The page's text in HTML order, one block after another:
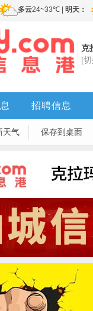
克
[
招聘信息
天气 保存到桌面